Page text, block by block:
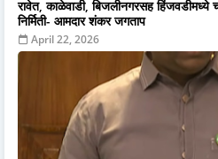
रावेत, काळेवाडी, बिजलीनगरसह हिंजवडीमध्ये
निर्मिती- आमदार शंकर जगताप
April 22, 2026